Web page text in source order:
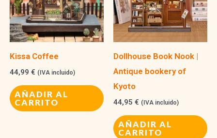
Kissa Coffee
44,99 € (IVA incluido)
AÑADIR AL
CARRITO
Dollhouse Book Nook |
Antique bookery of
Kyoto
44,95 € (IVA incluido)
AÑADIR AL
CARRITO